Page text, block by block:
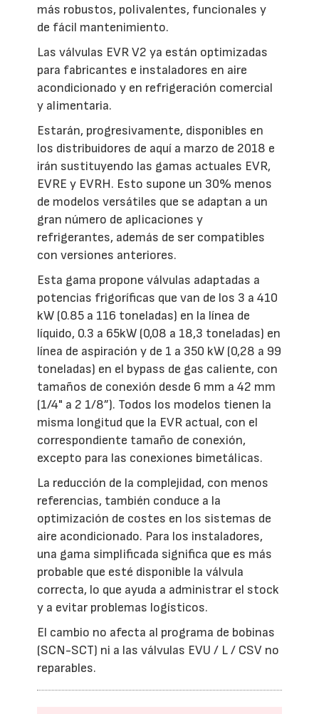
más robustos, polivalentes, funcionales y
de fácil mantenimiento.
Las válvulas EVR V2 ya están optimizadas
para fabricantes e instaladores en aire
acondicionado y en refrigeración comercial
y alimentaria.
Estarán, progresivamente, disponibles en
los distribuidores de aquí a marzo de 2018 e
irán sustituyendo las gamas actuales EVR,
EVRE y EVRH. Esto supone un 30% menos
de modelos versátiles que se adaptan a un
gran número de aplicaciones y
refrigerantes, además de ser compatibles
con versiones anteriores.
Esta gama propone válvulas adaptadas a
potencias frigoríficas que van de los 3 a 410
kW (0.85 a 116 toneladas) en la línea de
líquido, 0.3 a 65kW (0,08 a 18,3 toneladas) en
línea de aspiración y de 1 a 350 kW (0,28 a 99
toneladas) en el bypass de gas caliente, con
tamaños de conexión desde 6 mm a 42 mm
(1/4" a 2 1/8”). Todos los modelos tienen la
misma longitud que la EVR actual, con el
correspondiente tamaño de conexión,
excepto para las conexiones bimetálicas.
La reducción de la complejidad, con menos
referencias, también conduce a la
optimización de costes en los sistemas de
aire acondicionado. Para los instaladores,
una gama simplificada significa que es más
probable que esté disponible la válvula
correcta, lo que ayuda a administrar el stock
y a evitar problemas logísticos.
El cambio no afecta al programa de bobinas
(SCN-SCT) ni a las válvulas EVU / L / CSV no
reparables.